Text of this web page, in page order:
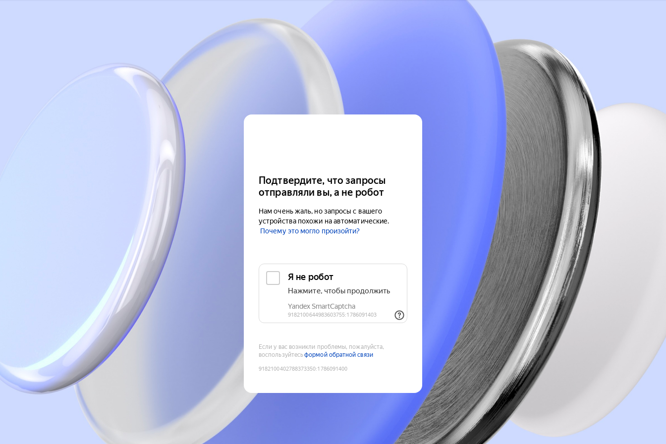
Подтвердите, что запросы
отправляли вы, а не робот
Нам очень жаль, но запросы с вашего
устройства похожи на автоматические.
Почему это могло произойти?
Если у вас возникли проблемы, пожалуйста,
воспользуйтесьформой обратной связи
9182100402788373350:1786091400